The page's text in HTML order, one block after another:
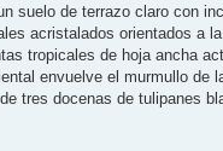
suelo de terrazo claro con
acristalados orientados a
tropicales de hoja ancha
envuelve el murmullo de
tres docenas de tulipanes